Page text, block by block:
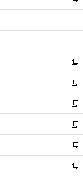
開
ウ
開
ン
ウ
開
く
ウ
ン
ウ
で
開
く
し
ウ
ン
ド
ウ
で
開
く
新
し
い
ウ
ィ
ン
ド
ウ
で
開
く
新
し
い
ウ
ィ
ン
ド
ウ
で
開
新
し
い
ウ
ィ
ン
ド
ウ
新
し
い
ウ
ィ
ン
新
し
い
ウ
新
し